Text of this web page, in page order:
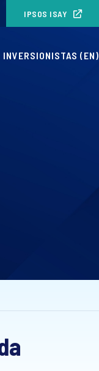
IPSOS ISAY
INVERSIONISTAS (EN)